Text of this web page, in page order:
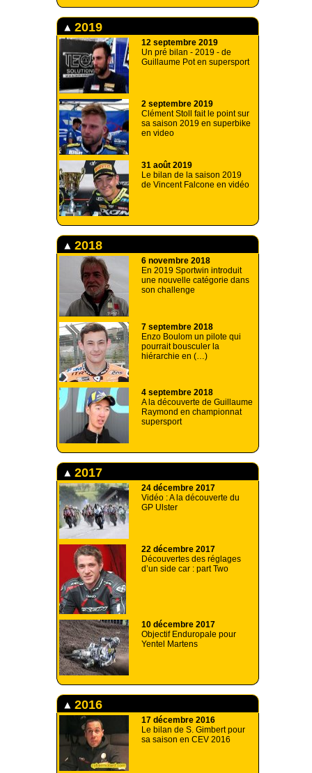
2019
12 septembre 2019
Un pré bilan - 2019 - de
Guillaume Pot en supersport
2 septembre 2019
Clément Stoll fait le point sur
sa saison 2019 en superbike
en video
31 août 2019
Le bilan de la saison 2019
de Vincent Falcone en vidéo
2018
6 novembre 2018
En 2019 Sportwin introduit
une nouvelle catégorie dans
son challenge
7 septembre 2018
Enzo Boulom un pilote qui
pourrait bousculer la
hiérarchie en (…)
4 septembre 2018
A la découverte de Guillaume
Raymond en championnat
supersport
2017
24 décembre 2017
Vidéo : A la découverte du
GP Ulster
22 décembre 2017
Découvertes des réglages
d’un side car : part Two
10 décembre 2017
Objectif Enduropale pour
Yentel Martens
2016
17 décembre 2016
Le bilan de S. Gimbert pour
sa saison en CEV 2016